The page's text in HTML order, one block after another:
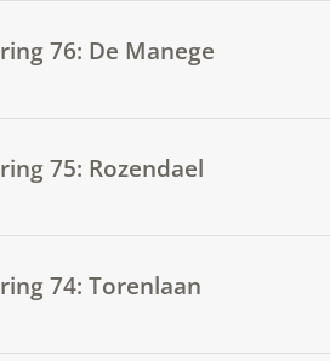
76: De Manege
75: Rozendael
74: Torenlaan